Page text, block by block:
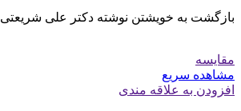
بازگشت به خویشتن نوشته دکتر علی شریعتی
مقایسه
مشاهده سریع
افزودن به علاقه مندی